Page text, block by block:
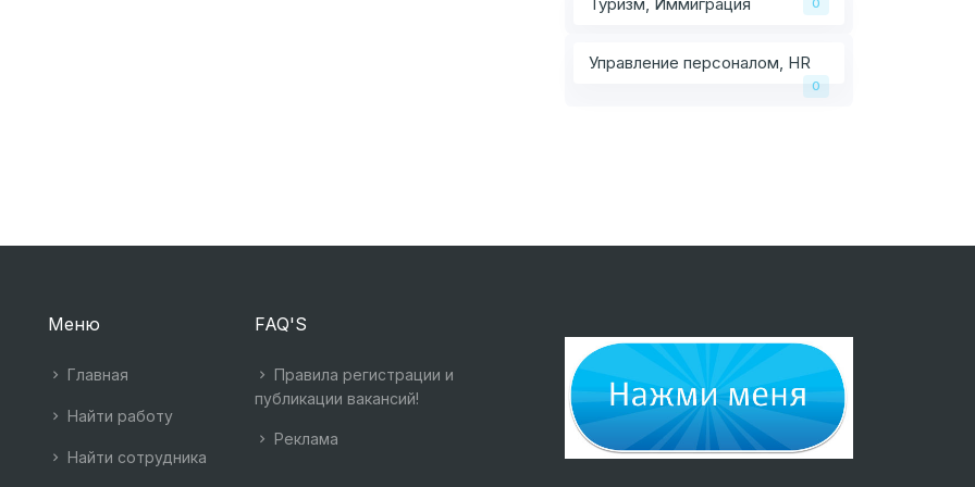
0
Управление персоналом, HR
0
Меню
Главная
Найти работу
Найти сотрудника
FAQ'S
Правила регистрации и
публикации вакансий!
Реклама